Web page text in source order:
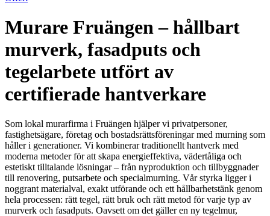
Murare Fruängen – hållbart
murverk, fasadputs och
tegelarbete utfört av
certifierade hantverkare
Som lokal murarfirma i Fruängen hjälper vi privatpersoner,
fastighetsägare, företag och bostadsrättsföreningar med murning som
håller i generationer. Vi kombinerar traditionellt hantverk med
moderna metoder för att skapa energieffektiva, vädertåliga och
estetiskt tilltalande lösningar – från nyproduktion och tillbyggnader
till renovering, putsarbete och specialmurning. Vår styrka ligger i
noggrant materialval, exakt utförande och ett hållbarhetstänk genom
hela processen: rätt tegel, rätt bruk och rätt metod för varje typ av
murverk och fasadputs. Oavsett om det gäller en ny tegelmur,